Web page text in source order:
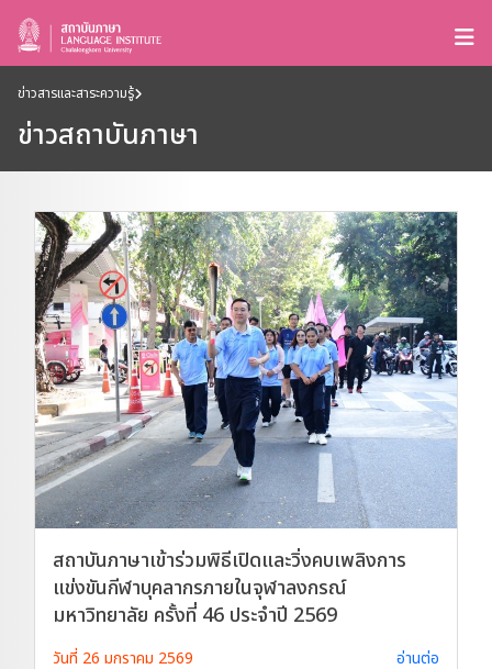
ข่าวสารและสาระความรู้
ข่าวสถาบันภาษา
สถาบันภาษาเข้าร่วมพิธีเปิดและวิ่งคบเพลิงการ
แข่งขันกีฬาบุคลากรภายในจุฬาลงกรณ์
มหาวิทยาลัย ครั้งที่ 46 ประจำปี 2569
วันที่ 26 มกราคม 2569 อ่านต่อ